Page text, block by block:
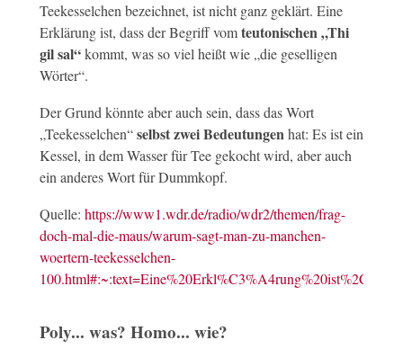
Teekesselchen bezeichnet, ist nicht ganz geklärt. Eine
Erklärung ist, dass der Begriff vomteutonischen „Thi
gil sal“kommt, was so viel heißt wie „die geselligen
Wörter“.
Der Grund könnte aber auch sein, dass das Wort
„Teekesselchen“selbst zwei Bedeutungen hat: Es ist ein
Kessel, in dem Wasser für Tee gekocht wird, aber auch
ein anderes Wort für Dummkopf.
Quelle: https://www1.wdr.de/radio/wdr2/themen/frag-
doch-mal-die-maus/warum-sagt-man-zu-manchen-
woertern-teekesselchen-
Poly... was? Homo... wie?